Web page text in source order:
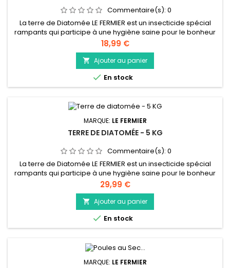
Commentaire(s): 0
La terre de Diatomée LE FERMIER est un insecticide spécial
rampants qui participe à une hygiène saine pour le bonheur
de vos animaux : poule.... Composée de fossiles d’algues
marines microscopiques très coupants, la Terre de
Diatomée est une poudre qui permet de lutter contre les
parasites et les insectes rampants présent dans vos
poulailler ou autres.
Prix
18,99 €
 Ajouter au panier
 En stock
MARQUE: LE FERMIER
TERRE DE DIATOMÉE - 5 KG
Commentaire(s): 0
La terre de Diatomée LE FERMIER est un insecticide spécial
rampants qui participe à une hygiène saine pour le bonheur
de vos animaux : poule.... Composée de fossiles d’algues
marines microscopiques très coupants, la Terre de
Diatomée est une poudre qui permet de lutter contre les
parasites et les insectes rampants présent dans vos
poulailler ou autres.
Prix
29,99 €
 Ajouter au panier
 En stock
MARQUE: LE FERMIER